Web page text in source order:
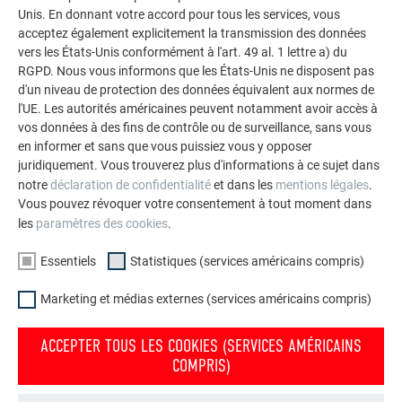
polyvalence de l’aluminium. Découvrez d’autres projets
impressionnants avec les solutions en aluminium
durables de PREFA pour toitures, systèmes solaires et
façades.
VOIR DAVANTAGE DE RÉFÉRENCES
Unis. En donnant votre accord pour tous les services, vous
acceptez également explicitement la transmission des données
vers les États-Unis conformément à l'art. 49 al. 1 lettre a) du
RGPD. Nous vous informons que les États-Unis ne disposent pas
d'un niveau de protection des données équivalent aux normes de
l'UE. Les autorités américaines peuvent notamment avoir accès à
vos données à des fins de contrôle ou de surveillance, sans vous
en informer et sans que vous puissiez vous y opposer
juridiquement. Vous trouverez plus d'informations à ce sujet dans
notredéclaration de confidentialitéet dans les mentions légales.
Vous pouvez révoquer votre consentement à tout moment dans
les paramètres des cookies.
Essentiels Statistiques (services américains compris)
Marketing et médias externes (services américains compris)
ACCEPTER TOUS LES COOKIES (SERVICES AMÉRICAINS
COMPRIS)